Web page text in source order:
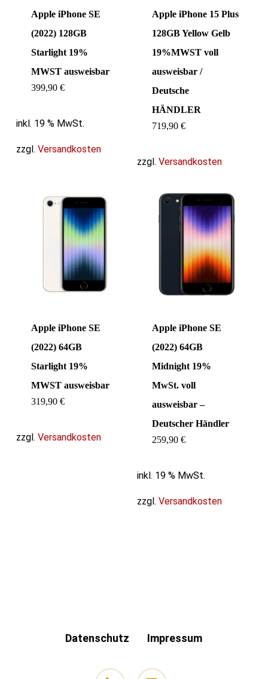
Apple iPhone SE
(2022) 128GB
Starlight 19%
MWST ausweisbar
399,90 €
inkl. 19 % MwSt.
zzgl. Versandkosten
Apple iPhone 15 Plus
128GB Yellow Gelb
19%MWST voll
ausweisbar /
Deutsche
HÄNDLER
719,90 €
zzgl. Versandkosten
Apple iPhone SE
(2022) 64GB
Starlight 19%
MWST ausweisbar
319,90 €
zzgl. Versandkosten
Apple iPhone SE
(2022) 64GB
Midnight 19%
MwSt. voll
ausweisbar –
Deutscher Händler
259,90 €
inkl. 19 % MwSt.
zzgl. Versandkosten
Datenschutz Impressum
phone email